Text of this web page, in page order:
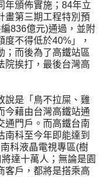
年頒佈實施；84年立
畫第三期工程特別預
836億元)通過，並附
不得低於40%」，
；而後為了高鐵站區
院挨打，最後台灣高
說是「鳥不拉屎、雞
今藉由台灣高鐵站通
通門戶。而高鐵台南
南科至今年即能達到
科液晶電視專區(樹
達十萬人；無論是園
客戶，都將是搭乘高